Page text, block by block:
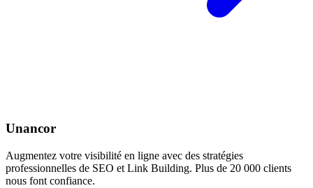
Unancor
Augmentez votre visibilité en ligne avec des stratégies
professionnelles de SEO et Link Building. Plus de 20 000 clients
nous font confiance.